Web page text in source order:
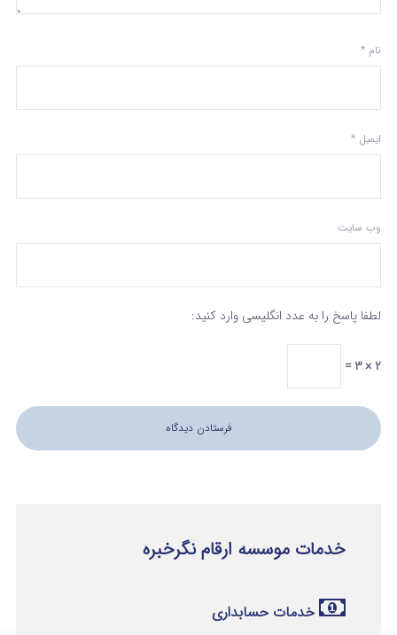
نام *
ایمیل *
وب‌ سایت
لطفا پاسخ را به عدد انگلیسی وارد کنید:
2 × 3 =
خدمات موسسه ارقام نگرخبره
خدمات حسابداری